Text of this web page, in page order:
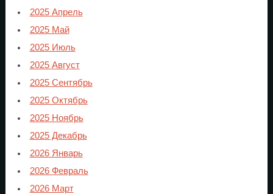
2025 Апрель
2025 Май
2025 Июль
2025 Август
2025 Сентябрь
2025 Октябрь
2025 Ноябрь
2025 Декабрь
2026 Январь
2026 Февраль
2026 Март